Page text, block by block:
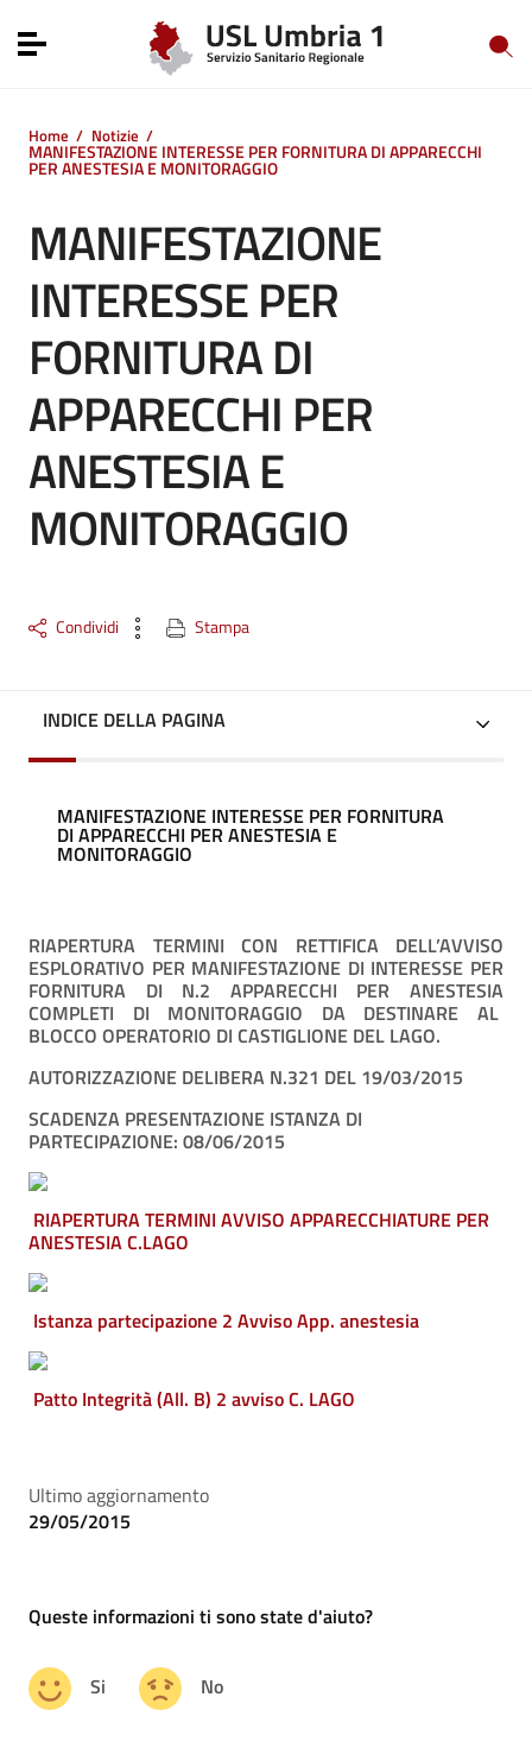
Vai al menu di navigazione
Toggle navigation
Home / Notizie /
MANIFESTAZIONE INTERESSE PER FORNITURA DI APPARECCHI
PER ANESTESIA E MONITORAGGIO
MANIFESTAZIONE
INTERESSE PER
FORNITURA DI
APPARECCHI PER
ANESTESIA E
MONITORAGGIO
Condividi Stampa
INDICE DELLA PAGINA
MANIFESTAZIONE INTERESSE PER FORNITURA
DI APPARECCHI PER ANESTESIA E
MONITORAGGIO
RIAPERTURA TERMINI CON RETTIFICA DELL’AVVISO
ESPLORATIVO PER MANIFESTAZIONE DI INTERESSE PER
FORNITURA DI N.2 APPARECCHI PER ANESTESIA
COMPLETI DI MONITORAGGIO DA DESTINARE AL
BLOCCO OPERATORIO DI CASTIGLIONE DEL LAGO.
AUTORIZZAZIONE DELIBERA N.321 DEL 19/03/2015
SCADENZA PRESENTAZIONE ISTANZA DI
PARTECIPAZIONE: 08/06/2015
RIAPERTURA TERMINI AVVISO APPARECCHIATURE PER
ANESTESIA C.LAGO
Istanza partecipazione 2 Avviso App. anestesia
Patto Integrità (All. B) 2 avviso C. LAGO
Ultimo aggiornamento
29/05/2015
Queste informazioni ti sono state d'aiuto?
Si No